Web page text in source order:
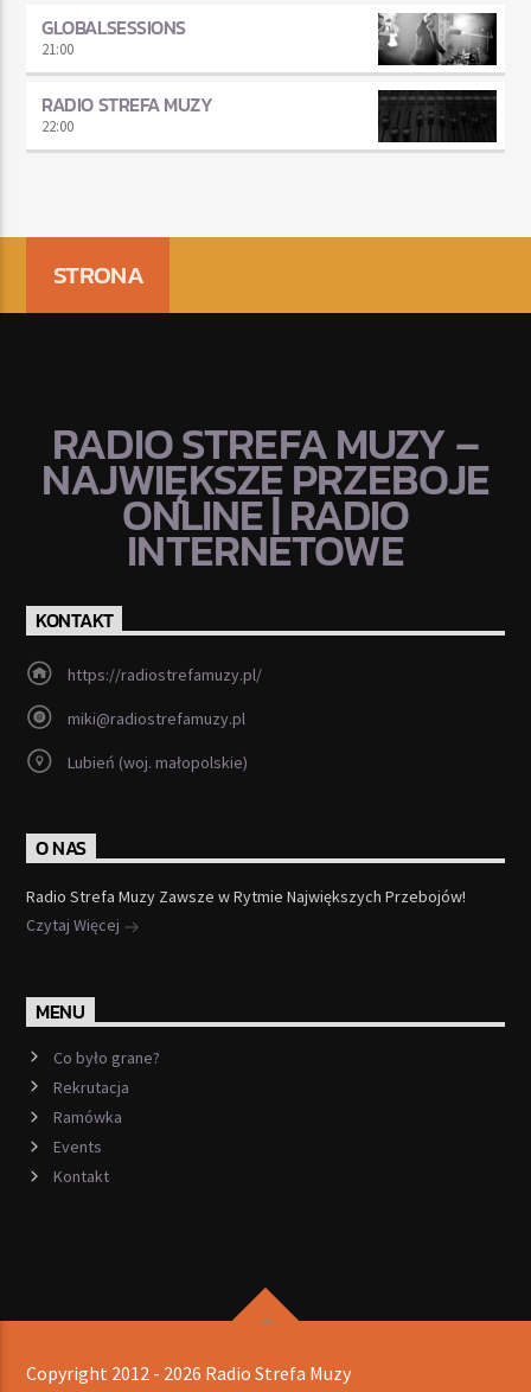
GLOBALSESSIONS
21:00
RADIO STREFA MUZY
22:00
STRONA
RADIO STREFA MUZY –
NAJWIĘKSZE PRZEBOJE
ONLINE | RADIO
INTERNETOWE
KONTAKT
https://radiostrefamuzy.pl/
miki@radiostrefamuzy.pl
Lubień (woj. małopolskie)
O NAS
Radio Strefa Muzy Zawsze w Rytmie Największych Przebojów!
Czytaj Więcej
MENU
Co było grane?
Rekrutacja
Ramówka
Events
Kontakt
Copyright 2012 - 2026 Radio Strefa Muzy